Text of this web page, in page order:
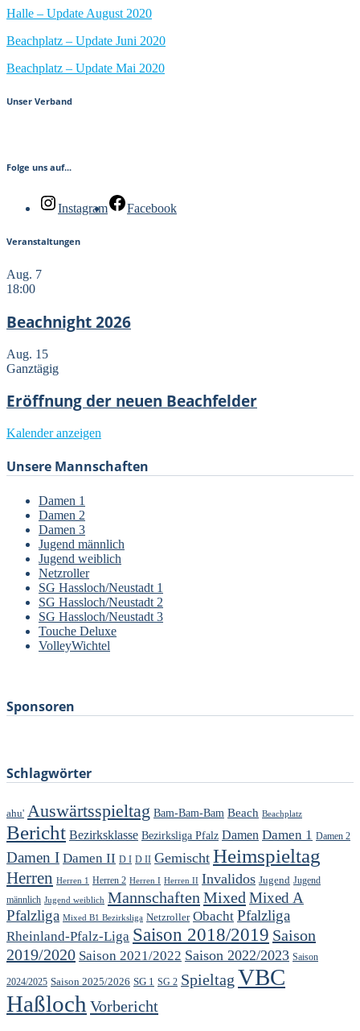
Halle – Update August 2020
Beachplatz – Update Juni 2020
Beachplatz – Update Mai 2020
Unser Verband
Folge uns auf...
Instagram Facebook
Veranstaltungen
Aug. 7
18:00
Beachnight 2026
Aug. 15
Ganztägig
Eröffnung der neuen Beachfelder
Kalender anzeigen
Unsere Mannschaften
Damen 1
Damen 2
Damen 3
Jugend männlich
Jugend weiblich
Netzroller
SG Hassloch/Neustadt 1
SG Hassloch/Neustadt 2
SG Hassloch/Neustadt 3
Touche Deluxe
VolleyWichtel
Sponsoren
Schlagwörter
ahu' Auswärtsspieltag Bam-Bam-Bam Beach Beachplatz
Bericht Bezirksklasse Bezirksliga Pfalz Damen Damen 1 Damen 2
Damen I Damen II D I D II Gemischt Heimspieltag
Herren Herren 1 Herren 2 Herren I Herren II Invalidos Jugend Jugend
männlich Jugend weiblich Mannschaften Mixed Mixed A
Pfalzliga Mixed B1 Bezirksliga Netzroller Obacht Pfalzliga
Rheinland-Pfalz-Liga Saison 2018/2019 Saison
2019/2020 Saison 2021/2022 Saison 2022/2023 Saison
2024/2025 Saison 2025/2026 SG 1 SG 2 Spieltag VBC
Haßloch Vorbericht